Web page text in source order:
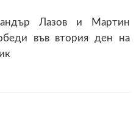
Лазов и Мартин
във втория ден на